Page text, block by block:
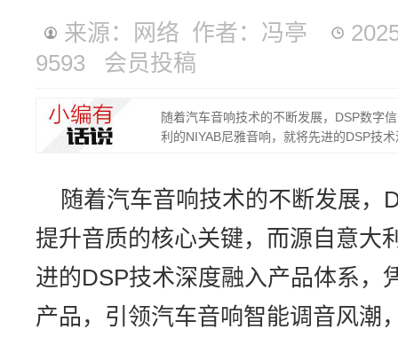
来源：网络 作者：冯亭
9593 会员投稿
随着汽车音响技术的不断发展，DSP数字
利的NIYAB尼雅音响，就将先进的DSP技
随着汽车音响技术的不断发展，
提升音质的核心关键，而源自意大
进的DSP技术深度融入产品体系，
产品，引领汽车音响智能调音风潮